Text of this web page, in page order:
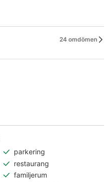
24 omdömen
parkering
restaurang
familjerum